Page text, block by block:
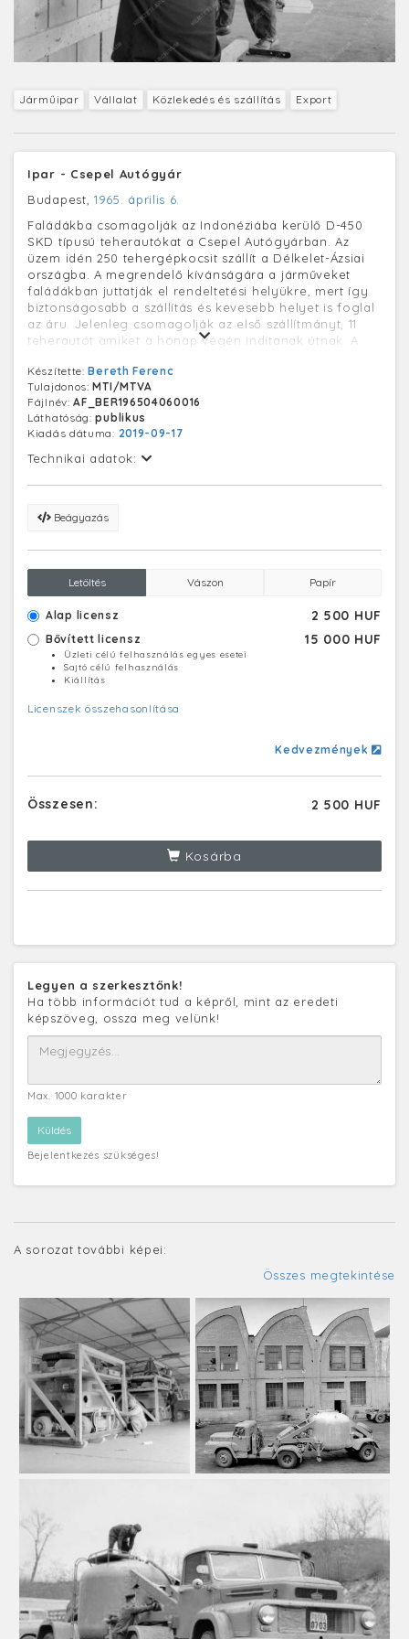
Járműipar Vállalat Közlekedés és szállítás Export
Ipar - Csepel Autógyár
Budapest, 1965. április 6.
Faládákba csomagolják az Indonéziába kerülő D-450
SKD típusú teherautókat a Csepel Autógyárban. Az
üzem idén 250 tehergépkocsit szállít a Délkelet-Ázsiai
országba. A megrendelő kívánságára a járműveket
faládákban juttatják el rendeltetési helyükre, mert így
biztonságosabb a szállítás és kevesebb helyet is foglal
az áru. Jelenleg csomagolják az első szállítmányt, 11
teherautót amiket a hónap végén indítanak útnak. A
járműveket. Elkészült a D 450 típusú, 15 tonna cementet
szállítani képes kéttartályos jármű mintapéldánya is, így
a tervek szerint sorozatgyártását a jövő évben kezdik
meg. A másik újdonságot, az egytartályos szintén
cementszállító járművet már gyártják, és az idén 700
ilyen kocsit szállítanak a Szovjetunióba és Bulgáriába
Készítette:Bereth Ferenc
Tulajdonos:MTI/MTVA
Fájlnév:AF_BER196504060016
Láthatóság:publikus
Kiadás dátuma: 2019-09-17
Technikai adatok:
Beágyazás
Letöltés Vászon Papír
Alap licensz 2 500 HUF
Bővített licensz 15 000 HUF
Üzleti célú felhasználás egyes esetei
Sajtó célú felhasználás
Kiállítás
Licenszek összehasonlítása
Kedvezmények
Összesen: 2 500 HUF
Kosárba
Legyen a szerkesztőnk!
Ha több információt tud a képről, mint az eredeti
képszöveg, ossza meg velünk!
Max. 1000 karakter
Bejelentkezés szükséges!
A sorozat további képei:
Összes megtekintése